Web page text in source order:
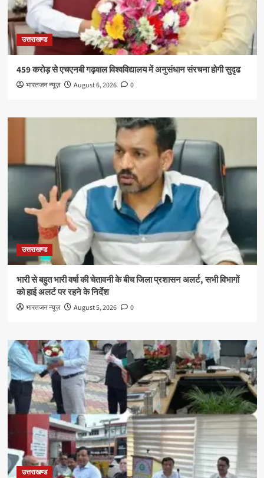
उत्तराखण्ड
459 करोड़ से एचएनबी गढ़वाल विश्वविद्यालय में अनुसंधान संरचना होगी सुदृढ
भारतजन न्यूज़ August 6, 2026 0
उत्तराखण्ड
भारी से बहुत भारी वर्षा की चेतावनी के बीच जिला प्रशासन अलर्ट, सभी विभागों
को हाई अलर्ट पर रहने के निर्देश
भारतजन न्यूज़ August 5, 2026 0
उत्तराखण्ड